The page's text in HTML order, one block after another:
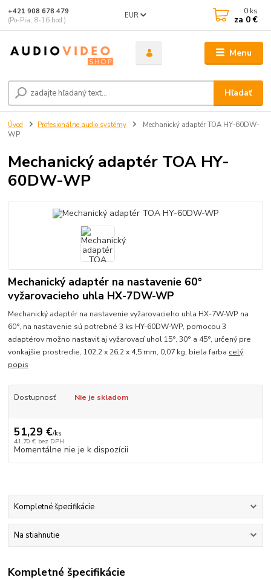
Menu
EUR
Hľadať
+421 908 678 479
(Po-Pia, 8-16 hod.)
0 ks
za 0 €
Úvod Profesionálne audio systémy
Mechanický adaptér TOA HY-60DW-
WP
Mechanický adaptér TOA HY-
60DW-WP
Mechanický adaptér na nastavenie 60°
vyžarovacieho uhla HX-7DW-WP
Mechanický adaptér na nastavenie vyžarovacieho uhla HX-7W-WP na
60°, na nastavenie sú potrebné 3 ks HY-60DW-WP, pomocou 3
adaptérov možno nastaviť aj vyžarovací uhol 15°, 30° a 45°, určený pre
vonkajšie prostredie, 102,2 x 26,2 x 4,5 mm, 0,07 kg, biela farba celý
popis
Dostupnosť Nie je skladom
51,29 €/ks
41,70 € bez DPH
Momentálne nie je k dispozícii
Kompletné špecifikácie
Na stiahnutie
Kompletné špecifikácie